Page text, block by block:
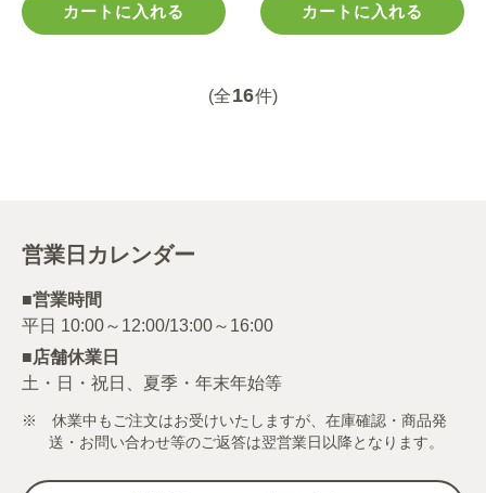
カートに入れる カートに入れる
(全16件)
営業日カレンダー
■営業時間
■店舗休業日
土・日・祝日、夏季・年末年始等
※ 休業中もご注文はお受けいたしますが、在庫確認・商品発
送・お問い合わせ等のご返答は翌営業日以降となります。